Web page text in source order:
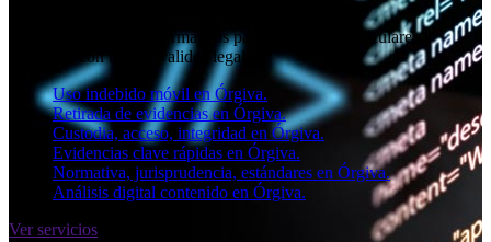
Informes periciales informáticos para empresas, particulares y
abogados con toda la validez legal.
Uso indebido móvil en Órgiva.
Retirada de evidencias en Órgiva.
Custodia, acceso, integridad en Órgiva.
Evidencias clave rápidas en Órgiva.
Normativa, jurisprudencia, estándares en Órgiva.
Análisis digital contenido en Órgiva.
Ver servicios